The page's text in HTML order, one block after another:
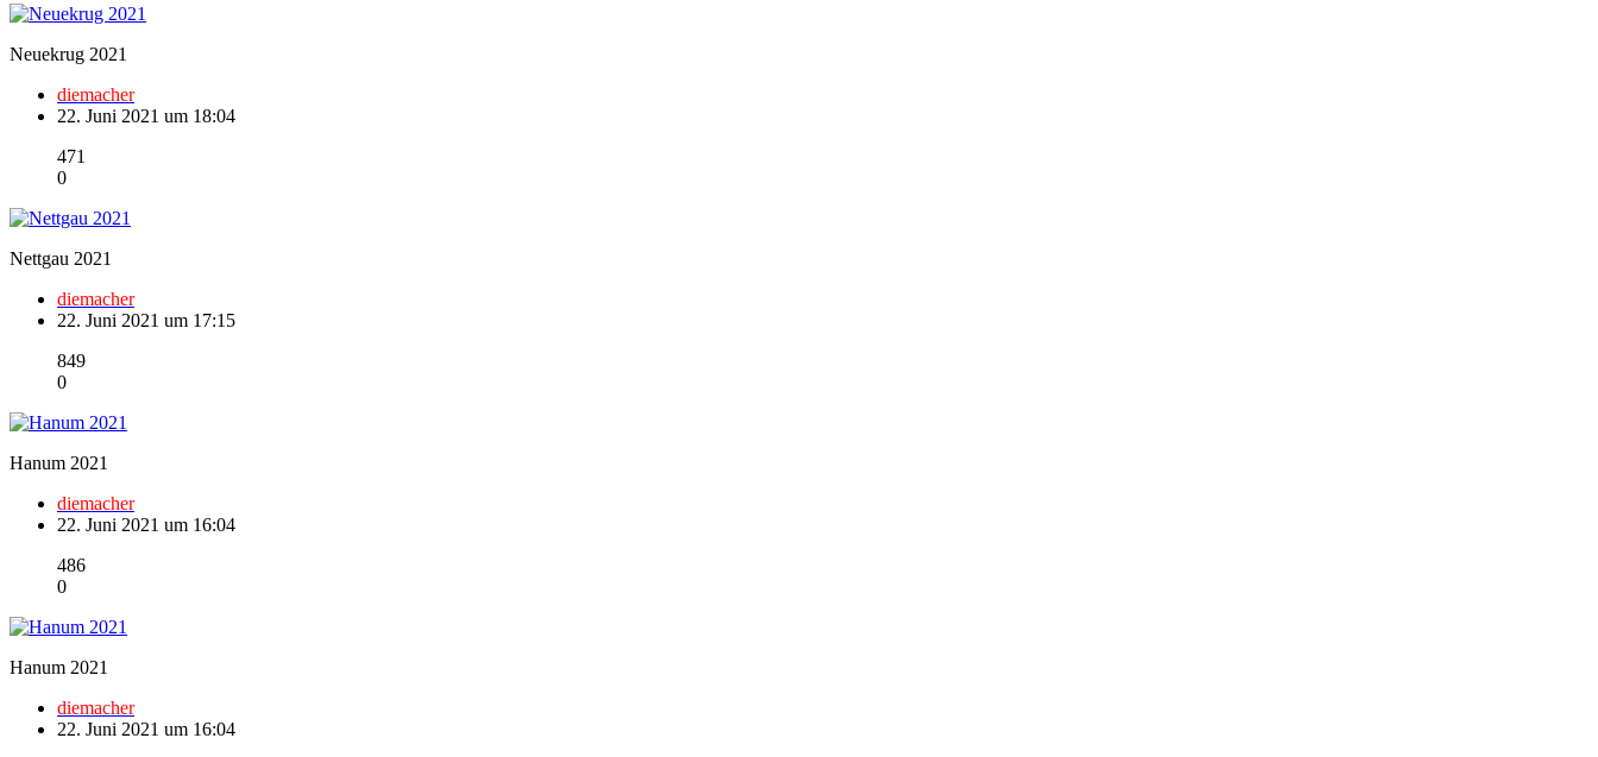
Neuekrug 2021
diemacher
22. Juni 2021 um 18:04
471
0
Nettgau 2021
diemacher
22. Juni 2021 um 17:15
849
0
Hanum 2021
diemacher
22. Juni 2021 um 16:04
486
0
Hanum 2021
diemacher
22. Juni 2021 um 16:04